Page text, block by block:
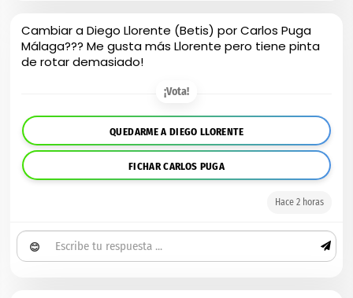
Cambiar a Diego Llorente (Betis) por Carlos Puga
Málaga??? Me gusta más Llorente pero tiene pinta
de rotar demasiado!
¡Vota!
QUEDARME A DIEGO LLORENTE
FICHAR CARLOS PUGA
Hace 2 horas
😊